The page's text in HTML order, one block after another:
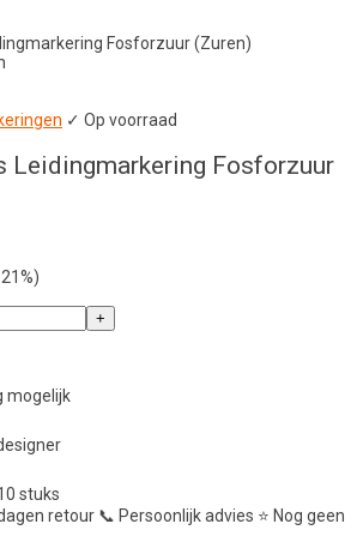
✓ Op voorraad
Leidingmarkering Fosforzuur
+
mogelijk
stuks
retour 📞 Persoonlijk advies ⭐ Nog geen